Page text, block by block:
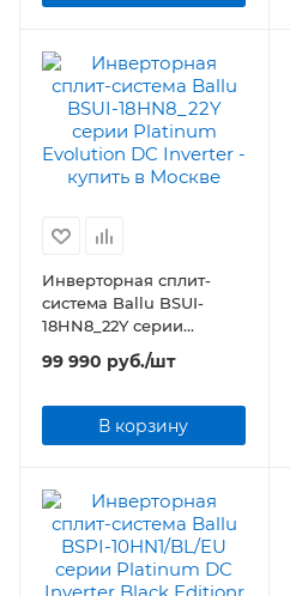
Инверторная сплит-
система Ballu BSUI-
18HN8_22Y серии
Platinum Evolution DC
Inverter
99 990 руб./шт
В корзину